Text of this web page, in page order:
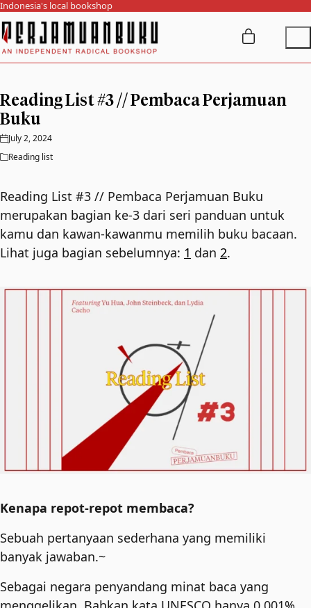
Indonesia's local bookshop
Reading List #3 // Pembaca Perjamuan
Buku
July 2, 2024
Reading list
Reading List #3 // Pembaca Perjamuan Buku
merupakan bagian ke-3 dari seri panduan untuk
kamu dan kawan-kawanmu memilih buku bacaan.
Lihat juga bagian sebelumnya: 1 dan 2.
Kenapa repot-repot membaca?
Sebuah pertanyaan sederhana yang memiliki
banyak jawaban.~
Sebagai negara penyandang minat baca yang